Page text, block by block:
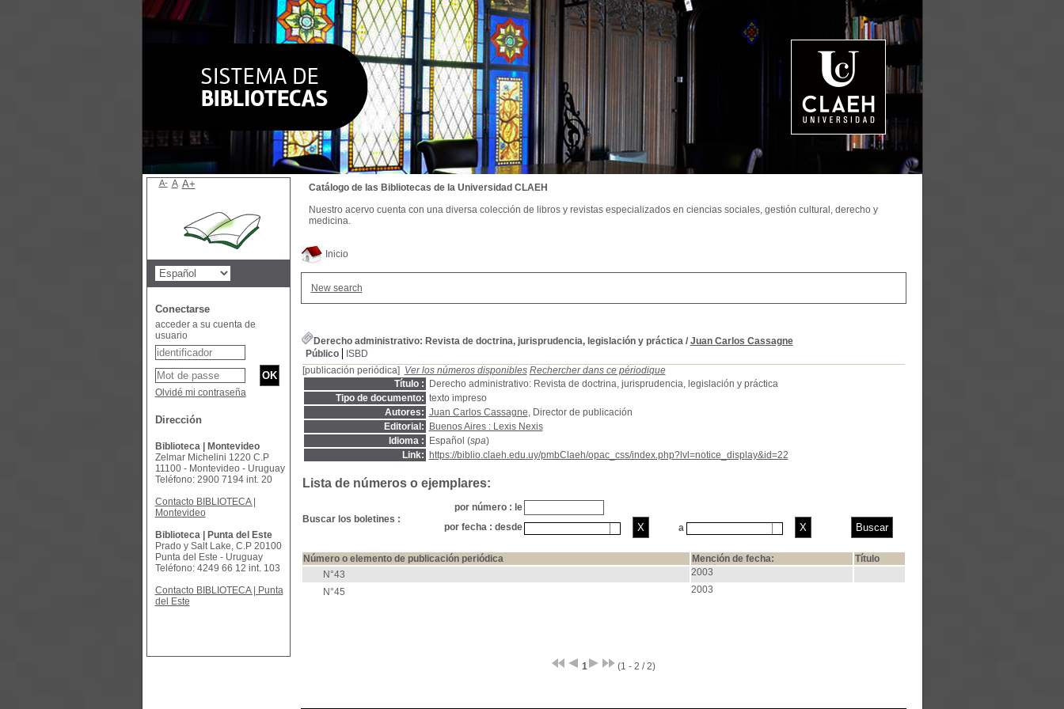
Inicio
New search
Derecho administrativo: Revista de doctrina, jurisprudencia, legislación y práctica/ Juan Carlos Cassagne
Público
ISBD
[publicación periódica] Ver los números disponibles Rechercher dans ce périodique
Título :
Derecho administrativo: Revista de doctrina, jurisprudencia, legislación y práctica
Tipo de documento: texto impreso
Autores: Juan Carlos Cassagne, Director de publicación
Editorial:
Buenos Aires : Lexis Nexis
Idioma :
Español (spa)
Link:
https://biblio.claeh.edu.uy/pmbClaeh/opac_css/index.php?lvl=notice_display&id=22
Lista de números o ejemplares:
Buscar los boletines :
por número : le
por fecha : desde
a
Número o elemento de publicación periódica Mención de fecha:
Título
N°43
2003
N°45
2003
1 (1 - 2 / 2)
Catálogo de las Bibliotecas de la Universidad CLAEH
Nuestro acervo cuenta con una diversa colección de libros y revistas especializados en ciencias sociales, gestión cultural, derecho y
medicina.
A- A A+
Conectarse
acceder a su cuenta de
usuario
Olvidé mi contraseña
Dirección
Biblioteca | Montevideo
Zelmar Michelini 1220 C.P
11100 - Montevideo - Uruguay
Teléfono: 2900 7194 int. 20
Contacto BIBLIOTECA |
Montevideo
Biblioteca | Punta del Este
Prado y Salt Lake, C.P 20100
Punta del Este - Uruguay
Teléfono: 4249 66 12 int. 103
Contacto BIBLIOTECA | Punta
del Este